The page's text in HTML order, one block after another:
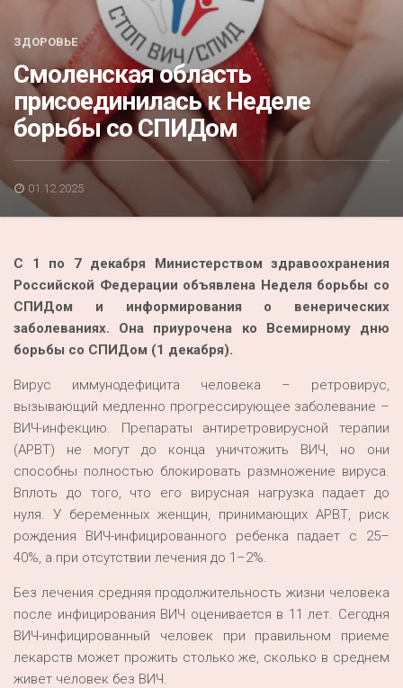
Акция
К 70-летию районного Дома культуры
Конкурс
Люди родного края
Национальные проекты
Память
Перепись — 2020
ЗДОРОВЬЕ
Смоленская область
присоединилась к Неделе
борьбы со СПИДом
01.12.2025
С 1 по 7 декабря Министерством здравоохранения
Российской Федерации объявлена Неделя борьбы со
СПИДом и информирования о венерических
заболеваниях. Она приурочена ко Всемирномудню
борьбы со СПИДом (1 декабря).
Вирус иммунодефицита человека – ретровирус,
вызывающий медленно прогрессирующее заболевание –
ВИЧ-инфекцию. Препараты антиретровирусной терапии
(АРВТ) не могут до конца уничтожить ВИЧ, но они
способны полностью блокировать размножение вируса.
Вплоть до того, что его вирусная нагрузка падает до
нуля. У беременных женщин, принимающих АРВТ, риск
рождения ВИЧ-инфицированного ребенка падает с 25–
40%, а при отсутствии лечения до 1–2%.
Без лечения средняя продолжительность жизни человека
после инфицирования ВИЧ оценивается в 11 лет. Сегодня
ВИЧ-инфицированный человек при правильном приеме
лекарств может прожить столько же, сколько в среднем
живет человек без ВИЧ.